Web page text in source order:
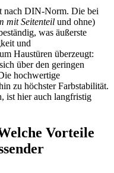
nach DIN-Norm. Die bei
mit Seitenteil und ohne)
was äußerste
und
Haustüren überzeugt:
über den geringen
hochwertige
zu höchster Farbstabilität.
ist hier auch langfristig
Vorteile